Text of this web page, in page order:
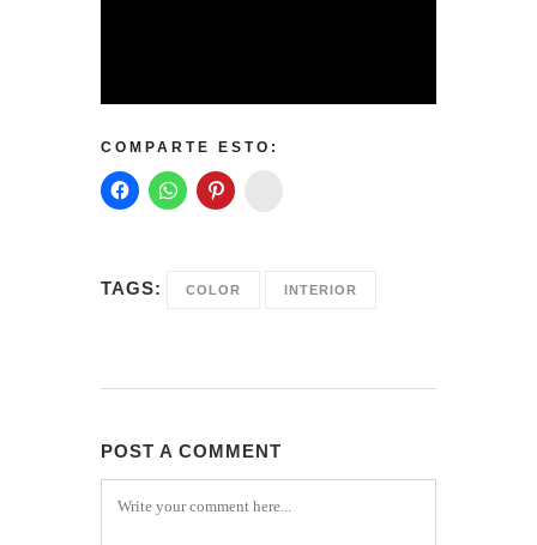
COMPARTE ESTO:
TAGS: COLOR INTERIOR
POST A COMMENT